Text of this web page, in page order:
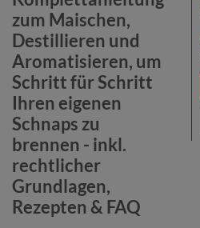
zum Maischen,
Destillieren und
Aromatisieren, um
Schritt für Schritt
Ihren eigenen
Schnaps zu
brennen - inkl.
rechtlicher
Grundlagen,
Rezepten & FAQ